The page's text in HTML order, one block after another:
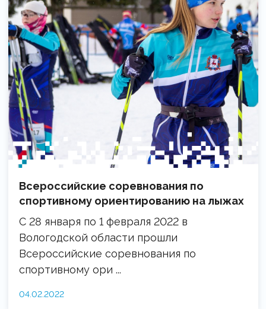
Всероссийские соревнования по
спортивному ориентированию на лыжах
С 28 января по 1 февраля 2022 в
Вологодской области прошли
Всероссийские соревнования по
спортивному ори ...
04.02.2022